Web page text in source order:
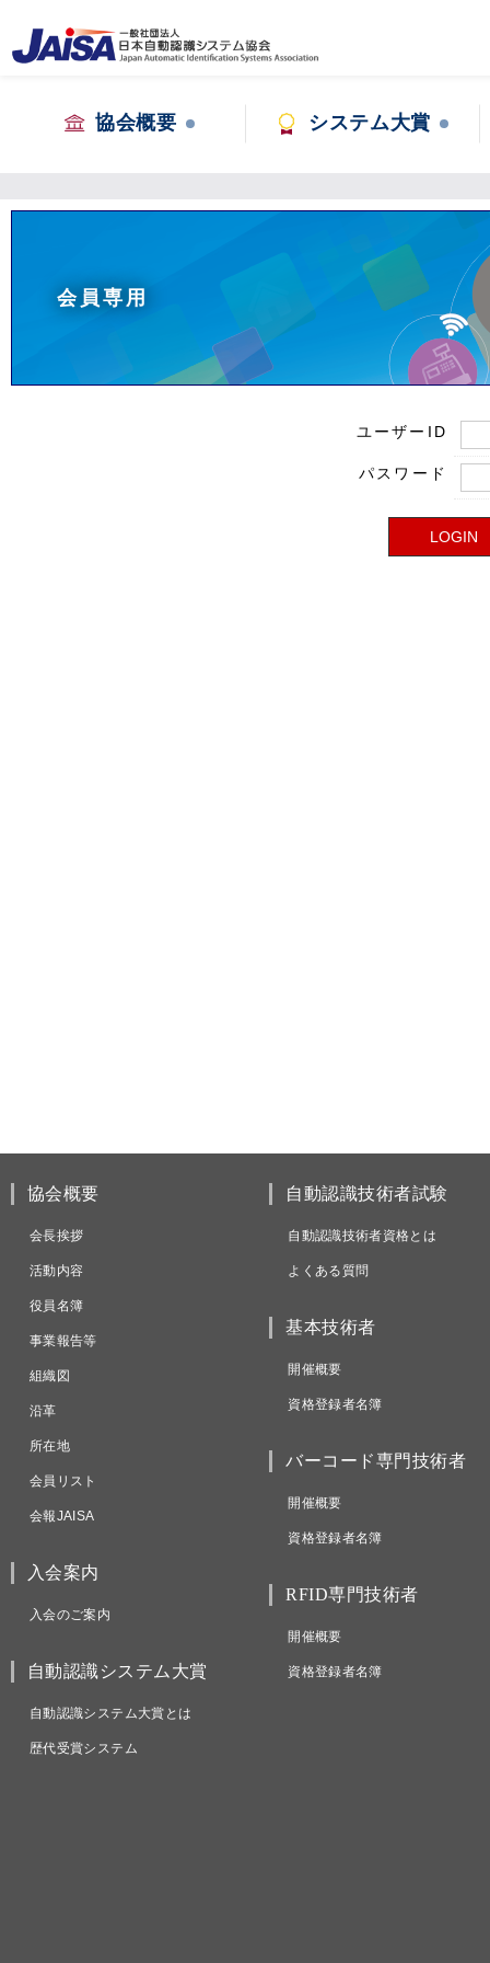
協会概要 システム大賞
会員専用
ユーザーID
パスワード
協会概要
会長挨拶
活動内容
役員名簿
事業報告等
組織図
沿革
所在地
会員リスト
会報JAISA
入会案内
入会のご案内
自動認識システム大賞
自動認識システム大賞とは
歴代受賞システム
自動認識技術者試験
自動認識技術者資格とは
よくある質問
基本技術者
開催概要
資格登録者名簿
バーコード専門技術者
開催概要
資格登録者名簿
RFID専門技術者
開催概要
資格登録者名簿